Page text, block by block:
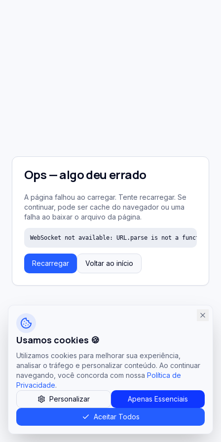
Ops — algo deu errado
A página falhou ao carregar. Tente recarregar. Se
continuar, pode ser cache do navegador ou uma
falha ao baixar o arquivo da página.
WebSocket not available: URL.parse is not a function
Recarregar Voltar ao início
Usamos cookies 🍪
Utilizamos cookies para melhorar sua experiência,
analisar o tráfego e personalizar conteúdo. Ao continuar
navegando, você concorda com nossa Política de
Privacidade.
Personalizar
Apenas Essenciais
Aceitar Todos